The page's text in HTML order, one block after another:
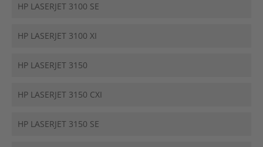
HP LASERJET 3100 SE
HP LASERJET 3100 XI
HP LASERJET 3150
HP LASERJET 3150 CXI
HP LASERJET 3150 SE